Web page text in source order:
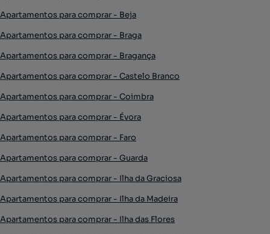
Apartamentos para comprar - Beja
Apartamentos para comprar - Braga
Apartamentos para comprar - Bragança
Apartamentos para comprar - Castelo Branco
Apartamentos para comprar - Coimbra
Apartamentos para comprar - Évora
Apartamentos para comprar - Faro
Apartamentos para comprar - Guarda
Apartamentos para comprar - Ilha da Graciosa
Apartamentos para comprar - Ilha da Madeira
Apartamentos para comprar - Ilha das Flores